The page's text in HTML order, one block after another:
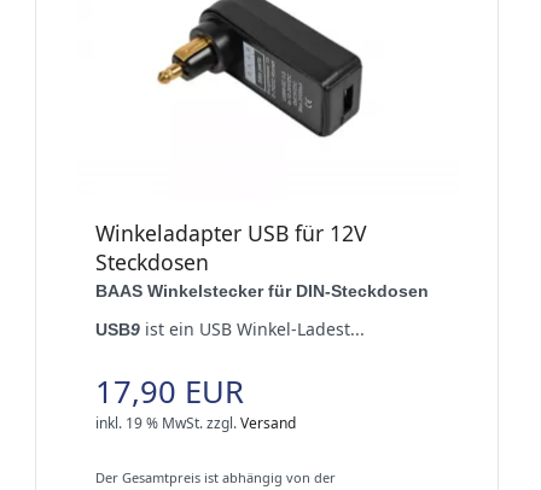
Winkeladapter USB für 12V
Steckdosen
BAAS Winkelstecker für DIN-Steckdosen
USB9 ist ein USB Winkel-Ladest...
17,90 EUR
inkl. 19 % MwSt.zzgl.Versand
Der Gesamtpreis ist abhängig von der